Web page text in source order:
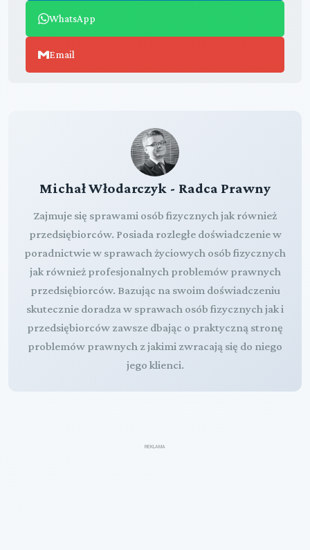
WhatsApp
Email
Michał Włodarczyk - Radca Prawny
Zajmuje się sprawami osób fizycznych jak również
przedsiębiorców. Posiada rozległe doświadczenie w
poradnictwie w sprawach życiowych osób fizycznych
jak również profesjonalnych problemów prawnych
przedsiębiorców. Bazując na swoim doświadczeniu
skutecznie doradza w sprawach osób fizycznych jak i
przedsiębiorców zawsze dbając o praktyczną stronę
problemów prawnych z jakimi zwracają się do niego
jego klienci.
REKLAMA